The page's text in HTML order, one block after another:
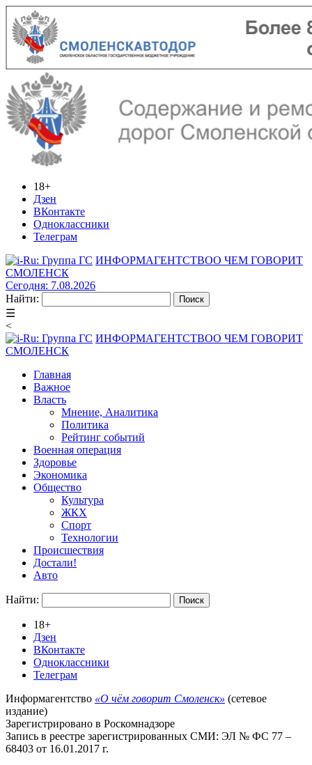
18+
Дзен
ВКонтакте
Одноклассники
Телеграм
ИНФОРМАГЕНТСТВОО ЧЕМ ГОВОРИТ
СМОЛЕНСК
Сегодня: 7.08.2026
Найти:
☰
<
ИНФОРМАГЕНТСТВОО ЧЕМ ГОВОРИТ
СМОЛЕНСК
Главная
Важное
Власть
Мнение, Аналитика
Политика
Рейтинг событий
Военная операция
Здоровье
Экономика
Общество
Культура
ЖКХ
Спорт
Технологии
Происшествия
Достали!
Авто
Найти:
18+
Дзен
ВКонтакте
Одноклассники
Телеграм
Информагентство «О чём говорит Смоленск» (сетевое
издание)
Зарегистрировано в Роскомнадзоре
Запись в реестре зарегистрированных СМИ: ЭЛ № ФС 77 –
68403 от 16.01.2017 г.